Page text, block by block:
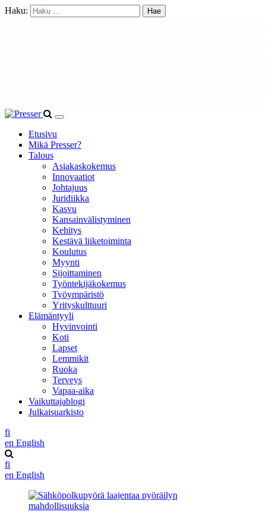
Haku:
Etusivu
Mikä Presser?
Talous
Asiakaskokemus
Innovaatiot
Johtajuus
Juridiikka
Kasvu
Kansainvälistyminen
Kehitys
Kestävä liiketoiminta
Koulutus
Myynti
Sijoittaminen
Työntekijäkokemus
Työympäristö
Yrityskulttuuri
Elämäntyyli
Hyvinvointi
Koti
Lapset
Lemmikit
Ruoka
Terveys
Vapaa-aika
Vaikuttajablogi
Julkaisuarkisto
fi
en English
fi
en English